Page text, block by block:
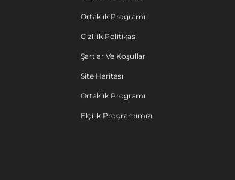
Ortaklık Programı
Gizlilik Politikası
Şartlar Ve Koşullar
Site Haritası
Ortaklık Programı
Elçilik Programımızı